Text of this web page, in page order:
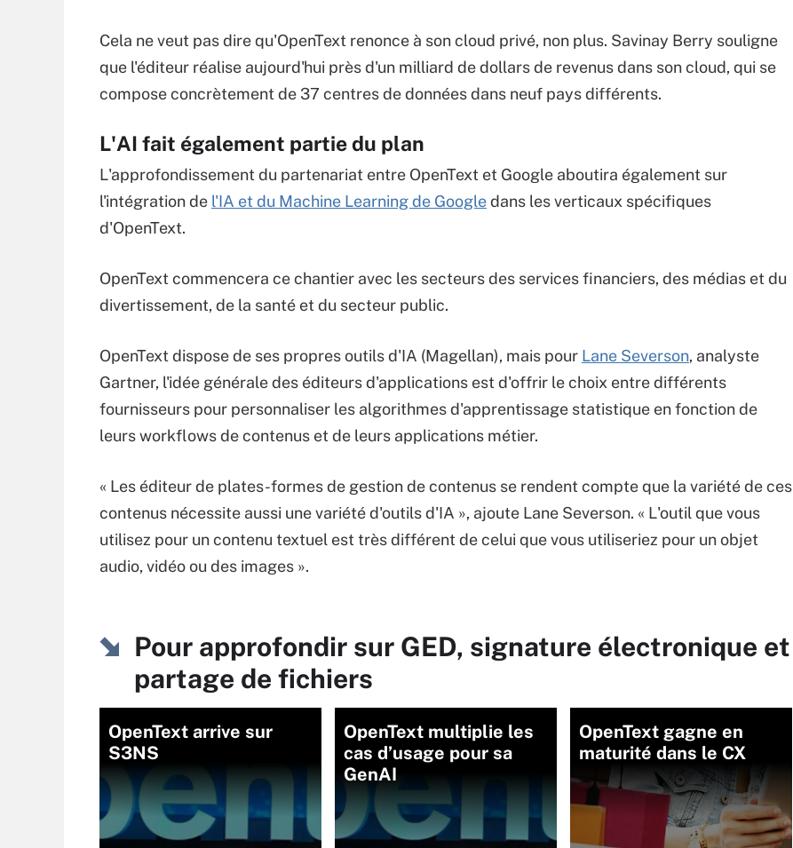
Cela ne veut pas dire qu'OpenText renonce à son cloud privé, non plus. Savinay Berry souligne
que l'éditeur réalise aujourd'hui près d'un milliard de dollars de revenus dans son cloud, qui se
compose concrètement de 37 centres de données dans neuf pays différents.
L'AI fait également partie du plan
L'approfondissement du partenariat entre OpenText et Google aboutira également sur
l'intégration de l'IA et du Machine Learning de Googledans les verticaux spécifiques
d'OpenText.
OpenText commencera ce chantier avec les secteurs des services financiers, des médias et du
divertissement, de la santé et du secteur public.
OpenText dispose de ses propres outils d'IA (Magellan), mais pour Lane Severson, analyste
Gartner, l'idée générale des éditeurs d'applications est d'offrir le choix entre différents
fournisseurs pour personnaliser les algorithmes d'apprentissage statistique en fonction de
leurs workflows de contenus et de leurs applications métier.
« Les éditeur de plates-formes de gestion de contenus se rendent compte que la variété de ces
contenus nécessite aussi une variété d'outils d'IA », ajoute Lane Severson. « L'outil que vous
utilisez pour un contenu textuel est très différent de celui que vous utiliseriez pour un objet
audio, vidéo ou des images ».
Pour approfondir sur GED, signature électronique et
partage de fichiers
OpenText arrive sur
S3NS
OpenText multiplie les
cas d’usage pour sa
GenAI
OpenText gagne en
maturité dans le CX